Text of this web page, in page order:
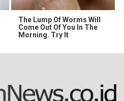
The Lump Of Worms Will
Come Out Of You In The
Morning. Try It